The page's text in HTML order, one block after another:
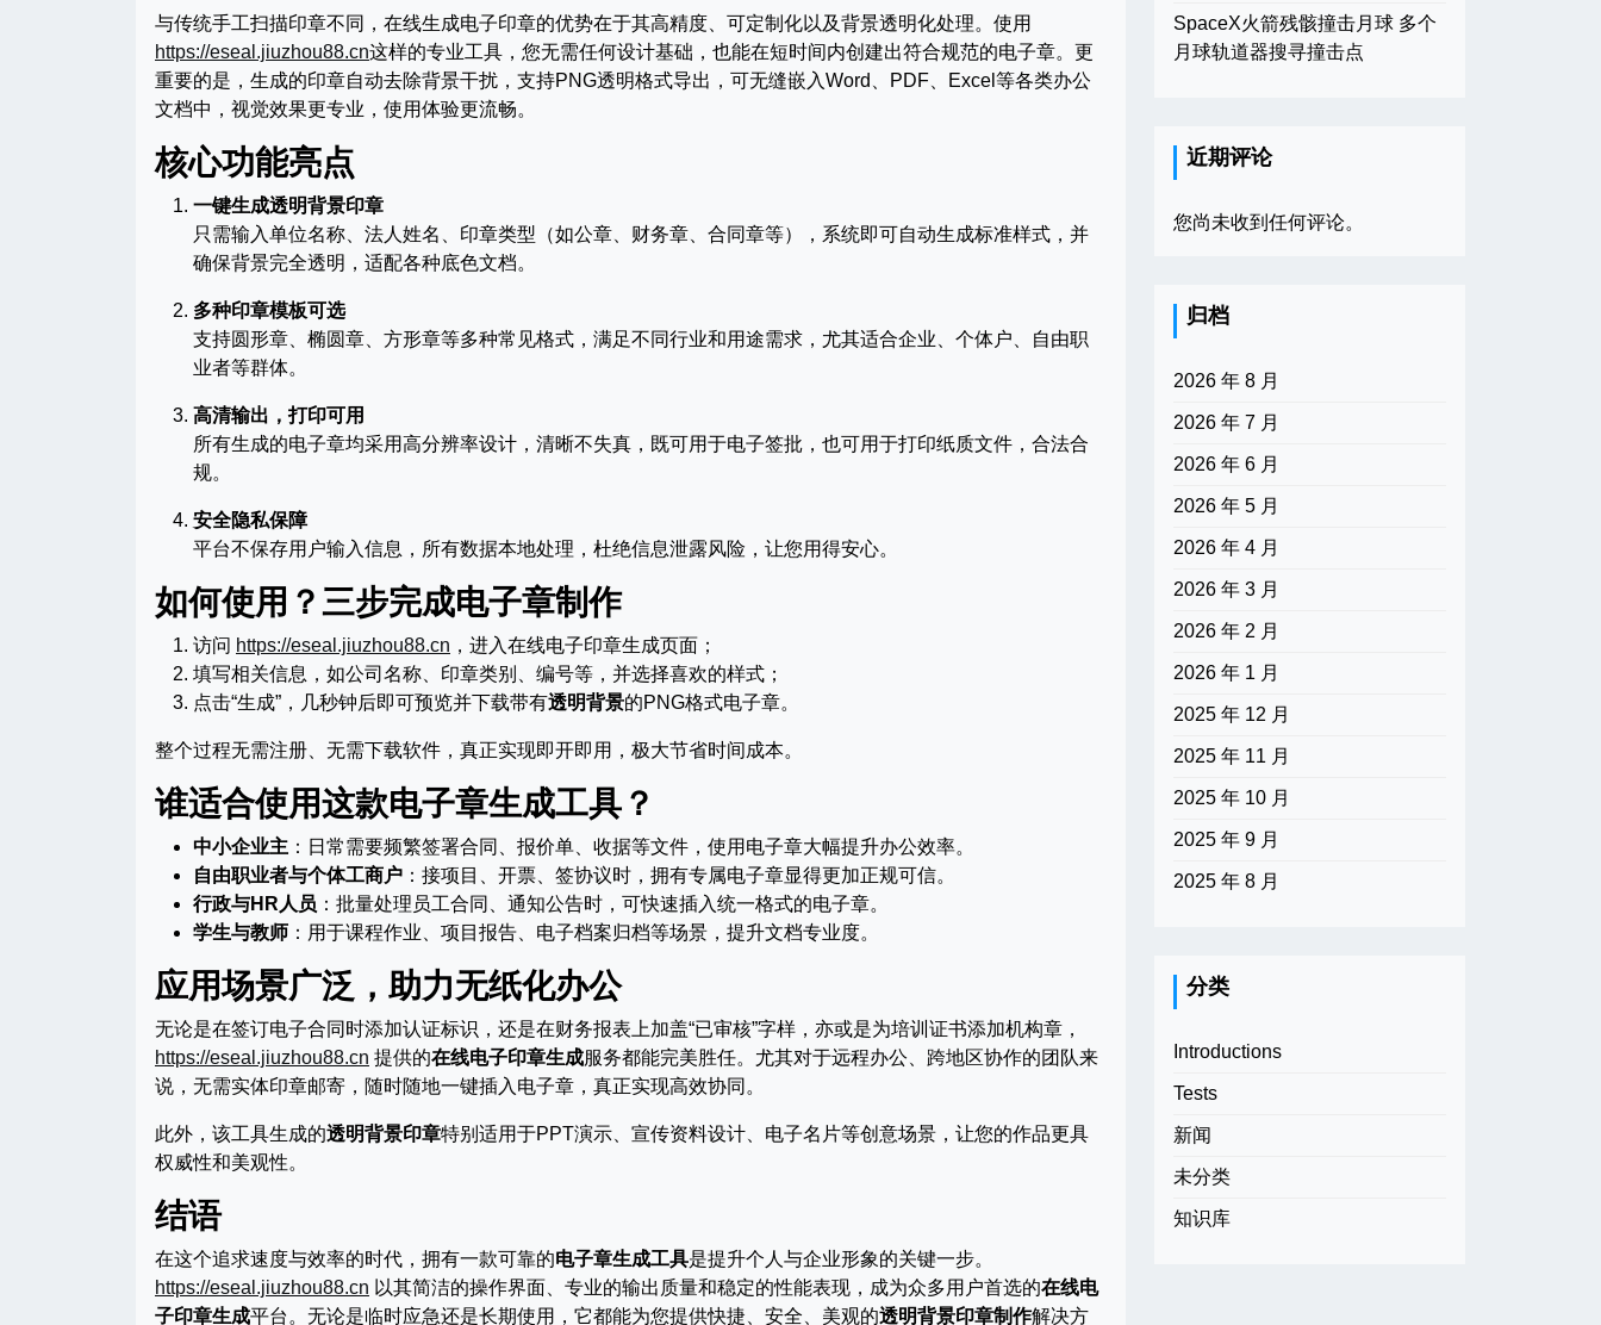
与传统手工扫描印章不同，在线生成电子印章的优势在于其高精度、可定制化以及背景透明化处理。使用
https://eseal.jiuzhou88.cn这样的专业工具，您无需任何设计基础，也能在短时间内创建出符合规范的电子章。更
重要的是，生成的印章自动去除背景干扰，支持PNG透明格式导出，可无缝嵌入Word、PDF、Excel等各类办公
文档中，视觉效果更专业，使用体验更流畅。
核心功能亮点
一键生成透明背景印章
只需输入单位名称、法人姓名、印章类型（如公章、财务章、合同章等），系统即可自动生成标准样式，并
确保背景完全透明，适配各种底色文档。
多种印章模板可选
支持圆形章、椭圆章、方形章等多种常见格式，满足不同行业和用途需求，尤其适合企业、个体户、自由职
业者等群体。
高清输出，打印可用
所有生成的电子章均采用高分辨率设计，清晰不失真，既可用于电子签批，也可用于打印纸质文件，合法合
规。
安全隐私保障
平台不保存用户输入信息，所有数据本地处理，杜绝信息泄露风险，让您用得安心。
如何使用？三步完成电子章制作
访问 https://eseal.jiuzhou88.cn ，进入在线电子印章生成页面；
填写相关信息，如公司名称、印章类别、编号等，并选择喜欢的样式；
点击“生成”，几秒钟后即可预览并下载带有透明背景的PNG格式电子章。
整个过程无需注册、无需下载软件，真正实现即开即用，极大节省时间成本。
谁适合使用这款电子章生成工具？
中小企业主 ：日常需要频繁签署合同、报价单、收据等文件，使用电子章大幅提升办公效率。
自由职业者与个体工商户 ：接项目、开票、签协议时，拥有专属电子章显得更加正规可信。
行政与HR人员 ：批量处理员工合同、通知公告时，可快速插入统一格式的电子章。
学生与教师 ：用于课程作业、项目报告、电子档案归档等场景，提升文档专业度。
应用场景广泛，助力无纸化办公
无论是在签订电子合同时添加认证标识，还是在财务报表上加盖“已审核”字样，亦或是为培训证书添加机构章，
https://eseal.jiuzhou88.cn 提供的在线电子印章生成服务都能完美胜任。尤其对于远程办公、跨地区协作的团队来
说，无需实体印章邮寄，随时随地一键插入电子章，真正实现高效协同。
此外，该工具生成的透明背景印章特别适用于PPT演示、宣传资料设计、电子名片等创意场景，让您的作品更具
权威性和美观性。
结语
在这个追求速度与效率的时代，拥有一款可靠的电子章生成工具是提升个人与企业形象的关键一步。
https://eseal.jiuzhou88.cn 以其简洁的操作界面、专业的输出质量和稳定的性能表现，成为众多用户首选的在线电
子印章生成平台。无论是临时应急还是长期使用，它都能为您提供快捷、安全、美观的透明背景印章制作解决方
SpaceX火箭残骸撞击月球 多个
月球轨道器搜寻撞击点
近期评论
您尚未收到任何评论。
归档
2026 年 8 月
2026 年 7 月
2026 年 6 月
2026 年 5 月
2026 年 4 月
2026 年 3 月
2026 年 2 月
2026 年 1 月
2025 年 12 月
2025 年 11 月
2025 年 10 月
2025 年 9 月
2025 年 8 月
分类
Introductions
Tests
新闻
未分类
知识库